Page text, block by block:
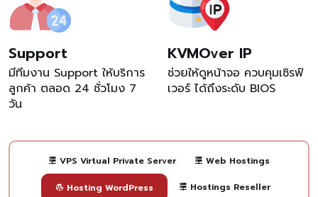
Support
มีทีมงาน Support ให้บริการ
ลูกค้า ตลอด 24 ชั่วโมง 7
วัน
KVMOver IP
ช่วยให้ดูหน้าจอ ควบคุมเซิรฟ์
เวอร์ ได้ถึงระดับ BIOS
VPS Virtual Private Server Web Hostings
Hosting WordPress Hostings Reseller